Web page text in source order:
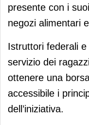
presente con i
negozi alimentari
Istruttori federali
servizio dei
ottenere una
accessibile i
dell’iniziativa.